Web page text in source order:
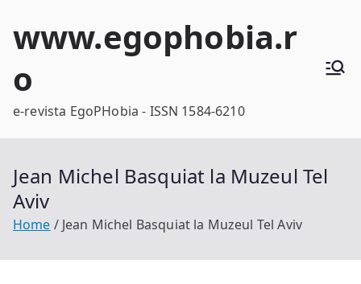
www.egophobia.r
o
e-revista EgoPHobia - ISSN 1584-6210
Jean Michel Basquiat la Muzeul Tel
Aviv
Home Jean Michel Basquiat la Muzeul Tel Aviv